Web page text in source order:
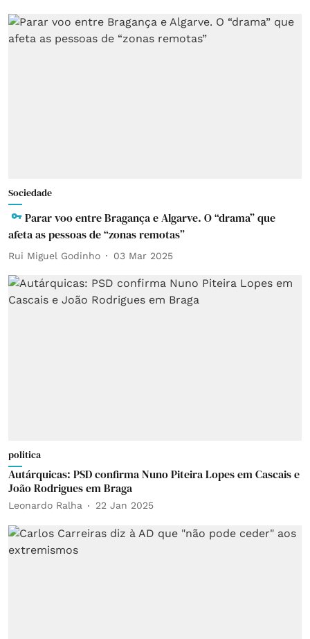
Sociedade
Parar voo entre Bragança e Algarve. O “drama” que
afeta as pessoas de “zonas remotas”
Rui Miguel Godinho 03 Mar 2025
politica
Autárquicas: PSD confirma Nuno Piteira Lopes em Cascais e
João Rodrigues em Braga
Leonardo Ralha 22 Jan 2025